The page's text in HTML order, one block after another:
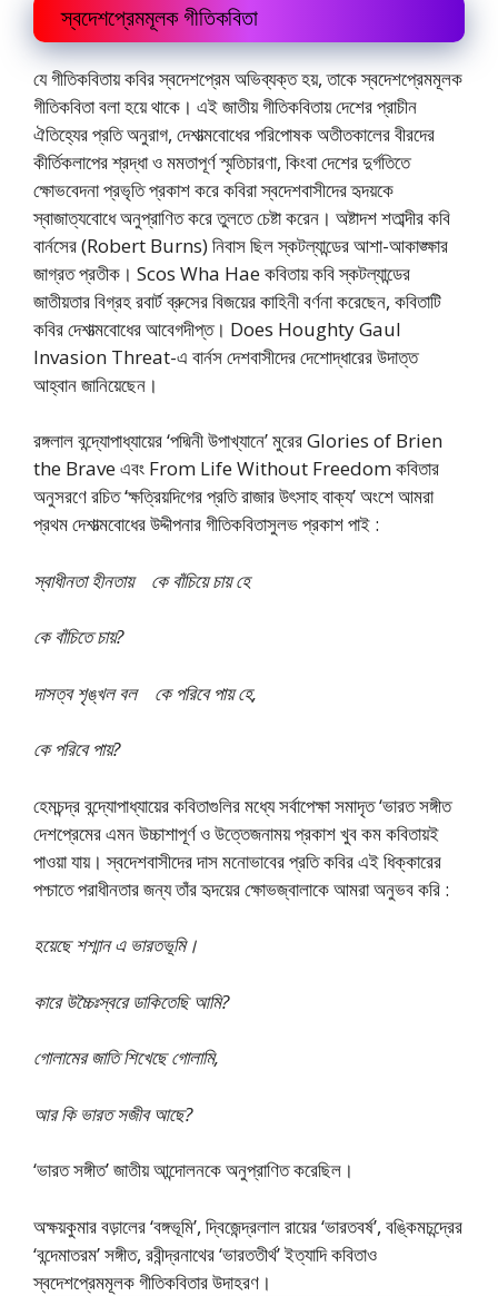
স্বদেশপ্রেমমূলক গীতিকবিতা
যে গীতিকবিতায় কবির স্বদেশপ্রেম অভিব্যক্ত হয়, তাকে স্বদেশপ্রেমমূলক
গীতিকবিতা বলা হয়ে থাকে। এই জাতীয় গীতিকবিতায় দেশের প্রাচীন
ঐতিহ্যের প্রতি অনুরাগ, দেশাত্মবোধের পরিপোষক অতীতকালের বীরদের
কীর্তিকলাপের শ্রদ্ধা ও মমতাপূর্ণ স্মৃতিচারণা, কিংবা দেশের দুর্গতিতে
ক্ষোভবেদনা প্রভৃতি প্রকাশ করে কবিরা স্বদেশবাসীদের হৃদয়কে
স্বাজাত্যবোধে অনুপ্রাণিত করে তুলতে চেষ্টা করেন। অষ্টাদশ শতাব্দীর কবি
বার্নসের (Robert Burns) নিবাস ছিল স্কটল্যান্ডের আশা-আকাঙ্ক্ষার
জাগ্রত প্রতীক। Scos Wha Hae কবিতায় কবি স্কটল্যান্ডের
জাতীয়তার বিগ্রহ রবার্ট ব্রুসের বিজয়ের কাহিনী বর্ণনা করেছেন, কবিতাটি
কবির দেশাত্মবোধের আবেগদীপ্ত। Does Houghty Gaul
Invasion Threat-এ বার্নস দেশবাসীদের দেশোদ্ধারের উদাত্ত
আহ্বান জানিয়েছেন।
রঙ্গলাল বন্দ্যোপাধ্যায়ের ‘পদ্মিনী উপাখ্যানে’ মুরের Glories of Brien
the Brave এবং From Life Without Freedom কবিতার
অনুসরণে রচিত ‘ক্ষত্রিয়দিগের প্রতি রাজার উৎসাহ বাক্য’ অংশে আমরা
প্রথম দেশাত্মবোধের উদ্দীপনার গীতিকবিতাসুলভ প্রকাশ পাই :
স্বাধীনতা হীনতায় কে বাঁচিয়ে চায় হে
কে বাঁচিতে চায়?
দাসত্ব শৃঙ্খল বল কে পরিবে পায় হে,
কে পরিবে পায়?
হেমচন্দ্র বন্দ্যোপাধ্যায়ের কবিতাগুলির মধ্যে সর্বাপেক্ষা সমাদৃত ‘ভারত সঙ্গীত
দেশপ্রেমের এমন উচ্চাশাপূর্ণ ও উত্তেজনাময় প্রকাশ খুব কম কবিতায়ই
পাওয়া যায়। স্বদেশবাসীদের দাস মনোভাবের প্রতি কবির এই ধিক্কারের
পশ্চাতে পরাধীনতার জন্য তাঁর হৃদয়ের ক্ষোভজ্বালাকে আমরা অনুভব করি :
হয়েছে শশ্মান এ ভারতভূমি।
কারে উচ্চৈঃস্বরে ডাকিতেছি আমি?
গোলামের জাতি শিখেছে গোলামি,
আর কি ভারত সজীব আছে?
‘ভারত সঙ্গীত’ জাতীয় আন্দোলনকে অনুপ্রাণিত করেছিল।
অক্ষয়কুমার বড়ালের ‘বঙ্গভূমি’, দ্বিজেন্দ্রলাল রায়ের ‘ভারতবর্ষ’, বঙ্কিমচন্দ্রের
‘বন্দেমাতরম’ সঙ্গীত, রবীন্দ্রনাথের ‘ভারততীর্থ’ ইত্যাদি কবিতাও
স্বদেশপ্রেমমূলক গীতিকবিতার উদাহরণ।